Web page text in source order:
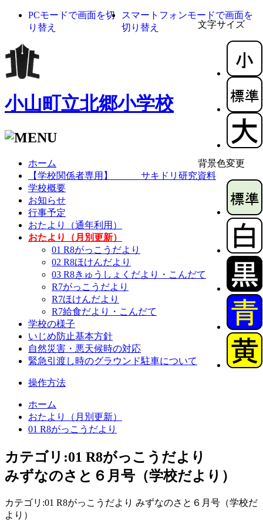
文字サイズ
背景色変更
PCモードで画面を切
り替え
スマートフォンモードで画面を
切り替え
小山町立北郷小学校
ホーム
【学校関係者専用】 サキドリ研究資料
学校概要
お知らせ
行事予定
おたより（通年利用）
おたより（月別更新）
01 R8がっこうだより
02 R8ほけんだより
03 R8きゅうしょくだより・こんだて
R7がっこうだより
R7ほけんだより
R7給食だより・こんだて
学校の様子
いじめ防止基本方針
自然災害・悪天候時の対応
緊急引渡し時のグラウンド駐車について
操作方法
ホーム
おたより（月別更新）
01 R8がっこうだより
カテゴリ:01 R8がっこうだより
みずなのさと６月号（学校だより）
カテゴリ:01 R8がっこうだより みずなのさと６月号（学校だ
より）